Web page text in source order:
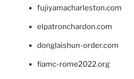
fujiyamacharleston.com
elpatronchardon.com
donglaishun-order.com
fiamc-rome2022.org